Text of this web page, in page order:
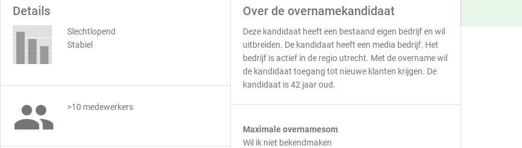
Details
Slechtlopend
Stabiel
 >10 medewerkers
Over de overnamekandidaat
Deze kandidaat heeft een bestaand eigen bedrijf en wil
uitbreiden. De kandidaat heeft een media bedrijf. Het
bedrijf is actief in de regio utrecht. Met de overname wil
de kandidaat toegang tot nieuwe klanten krijgen. De
kandidaat is 42 jaar oud.
Maximale overnamesom
Wil ik niet bekendmaken